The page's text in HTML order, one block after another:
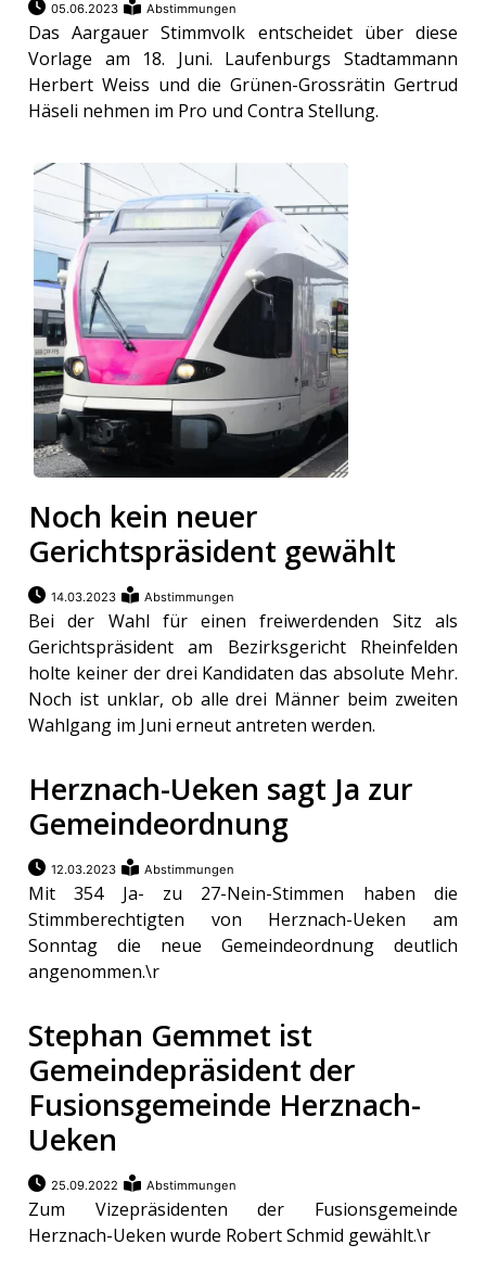
05.06.2023 Abstimmungen
Das Aargauer Stimmvolk entscheidet über diese
Vorlage am 18. Juni. Laufenburgs Stadtammann
Herbert Weiss und die Grünen-Grossrätin Gertrud
Häseli nehmen im Pro und Contra Stellung.
Noch kein neuer
Gerichtspräsident gewählt
14.03.2023 Abstimmungen
Bei der Wahl für einen freiwerdenden Sitz als
Gerichtspräsident am Bezirksgericht Rheinfelden
holte keiner der drei Kandidaten das absolute Mehr.
Noch ist unklar, ob alle drei Männer beim zweiten
Wahlgang im Juni erneut antreten werden.
Herznach-Ueken sagt Ja zur
Gemeindeordnung
12.03.2023 Abstimmungen
Mit 354 Ja- zu 27-Nein-Stimmen haben die
Stimmberechtigten von Herznach-Ueken am
Sonntag die neue Gemeindeordnung deutlich
angenommen.\r
Stephan Gemmet ist
Gemeindepräsident der
Fusionsgemeinde Herznach-
Ueken
25.09.2022 Abstimmungen
Zum Vizepräsidenten der Fusionsgemeinde
Herznach-Ueken wurde Robert Schmid gewählt.\r